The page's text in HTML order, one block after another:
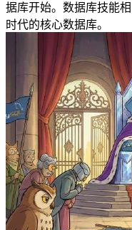
据库开始。数据库技能
时代的核心数据库。